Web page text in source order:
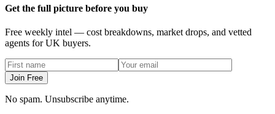
Get the full picture before you buy
Free weekly intel — cost breakdowns, market drops, and vetted
agents for UK buyers.
Join Free
No spam. Unsubscribe anytime.